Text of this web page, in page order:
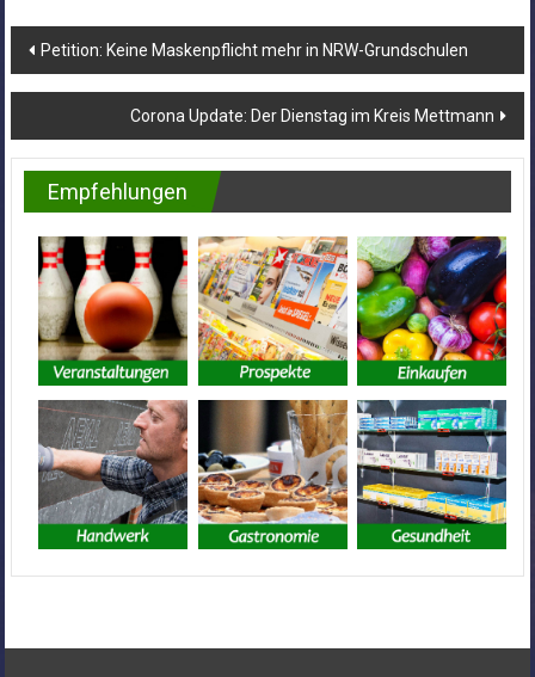
Beitragsnavigation
Petition: Keine Maskenpflicht mehr in NRW-Grundschulen
Corona Update: Der Dienstag im Kreis Mettmann
Empfehlungen